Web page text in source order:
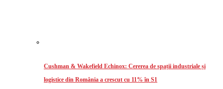
Cushman & Wakefield Echinox: Cererea de spații industriale și
logistice din România a crescut cu 11% în S1